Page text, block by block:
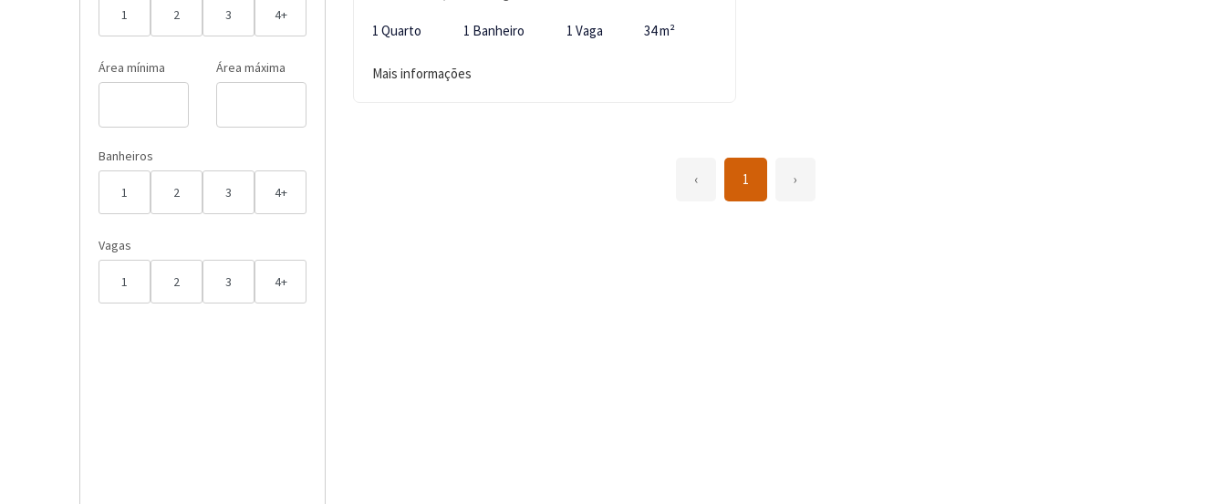
1 2 3 4+
Área mínima Área máxima
Banheiros
1 2 3 4+
Vagas
1 2 3 4+
1 Quarto 1 Banheiro 1 Vaga 34 m²
Mais informações
‹ 1 ›